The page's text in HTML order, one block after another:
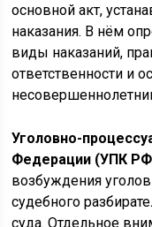
основной акт,
наказания. В нём
виды наказаний,
ответственности и
Уголовно-
Федерации (УПК
возбуждения
судебного
суда. Отдельное